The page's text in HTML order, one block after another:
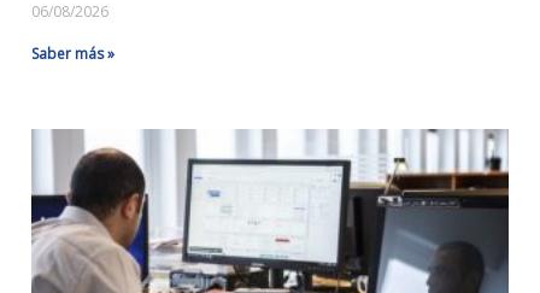
06/08/2026
Saber más »